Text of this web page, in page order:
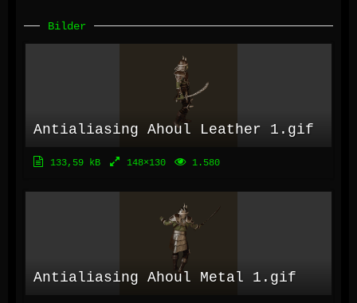
Bilder
Antialiasing Ahoul Leather 1.gif
133,59 kB 148×130 1.580
Antialiasing Ahoul Metal 1.gif